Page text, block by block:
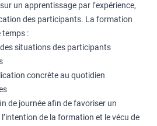
un apprentissage par l’expérience,
des participants. La formation
temps :
situations des participants
concrète au quotidien
de journée afin de favoriser un
de la formation et le vécu de